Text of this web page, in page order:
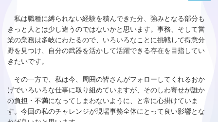
私は職種に縛られない経験を積んできた分、強みとなる部分も
きっと人とは少し違うのではないかと思います。事務、そして営
業の業務は多岐にわたるので、いろいろなことに挑戦して得意分
野を見つけ、自分の武器を活かして活躍できる存在を目指してい
きたいです。
その一方で、私は今、周囲の皆さんがフォローしてくれるおか
げでいろいろな仕事に取り組めていますが、そのしわ寄せが誰か
の負担・不満になってしまわないように、と常に心掛けていま
す。今回の私のチャレンジが現場事務全体にとって良い影響とな